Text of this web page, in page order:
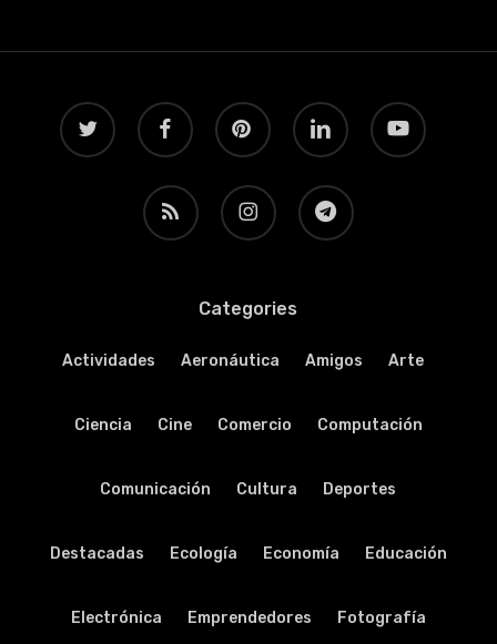
twitter facebook pinterest linkedin youtube
RSS instagram telegram
Categories
Actividades Aeronáutica Amigos Arte
Ciencia Cine Comercio Computación
Comunicación Cultura Deportes
Destacadas Ecología Economía Educación
Electrónica Emprendedores Fotografía